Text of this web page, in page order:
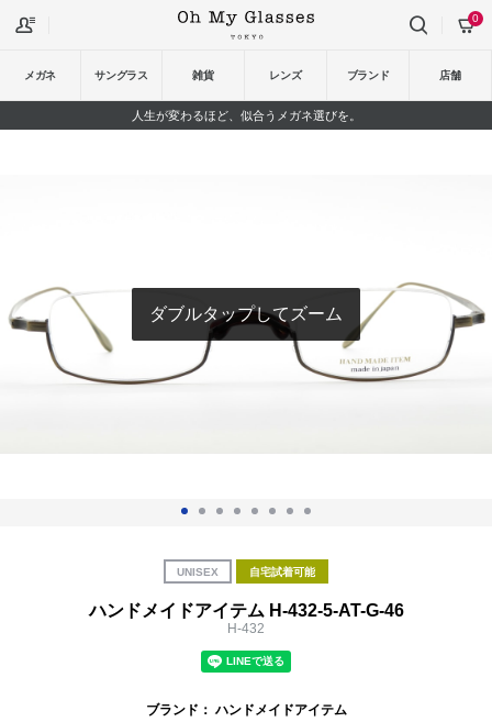
メガネ サングラス 雑貨 レンズ ブランド 店舗
0
人生が変わるほど、似合うメガネ選びを。
ダブルタップしてズーム
UNISEX 自宅試着可能
ハンドメイドアイテム H-432-5-AT-G-46
H-432
ブランド：ハンドメイドアイテム